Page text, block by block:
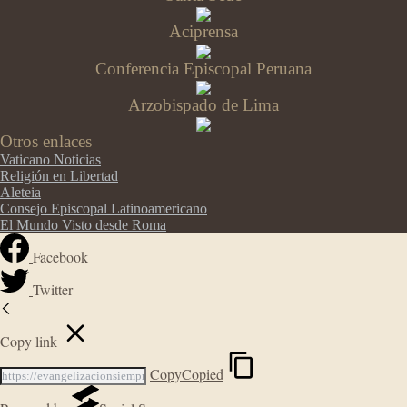
Aciprensa
Conferencia Episcopal Peruana
Arzobispado de Lima
Otros enlaces
Vaticano Noticias
Religión en Libertad
Aleteia
Consejo Episcopal Latinoamericano
El Mundo Visto desde Roma
Facebook
Twitter
Copy link
CopyCopied